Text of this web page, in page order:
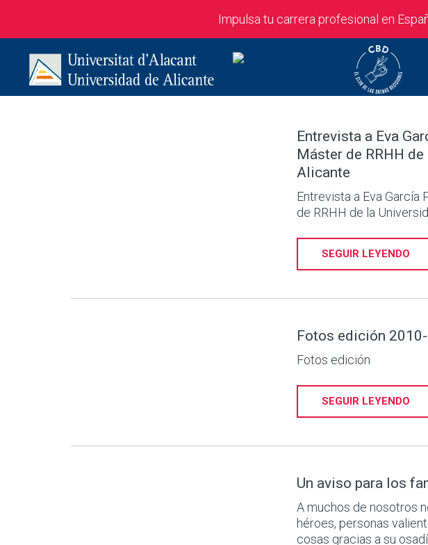
Impulsa tu carrera profesional en
Entrevista a Eva
Máster de RRHH
Alicante
Entrevista a Eva
de RRHH de la
SEGUIR LEYENDO
Fotos edición
Fotos edición
SEGUIR LEYENDO
Un aviso para los
A muchos de nosotros
héroes, personas
cosas gracias a su